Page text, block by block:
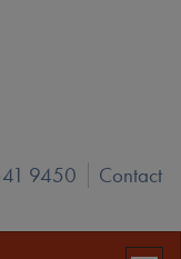
9450
Contact